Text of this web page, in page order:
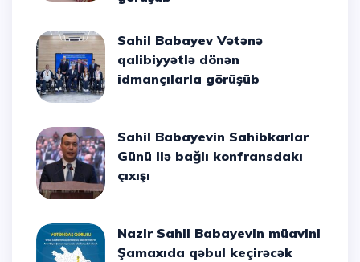
Sahil Babayev Vətənə
qalibiyyətlə dönən
idmançılarla görüşüb
Sahil Babayevin Sahibkarlar
Günü ilə bağlı konfransdakı
çıxışı
Nazir Sahil Babayevin müavini
Şamaxıda qəbul keçirəcək